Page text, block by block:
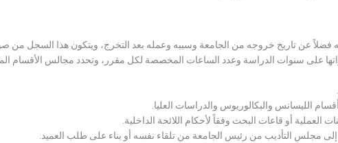
عن تاريخ خروجه من الجامعة وسببه وعمله بعد التخرج، ويتكون هذا السجل من
على سنوات الدراسة وعدد الساعات المخصصة لكل مقرر، وتحدد مجالس
الليسانس والبكالوريوس والدراسات العليا.
أو قاعات البحث وفقاً لأحكام اللائحة الداخلية.
إلى مجلس التأديب من رئيس الجامعة من تلقاء نفسه أو بناء على طلب العميد.